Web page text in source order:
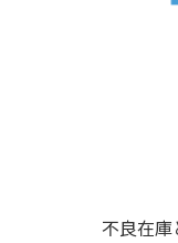
不良在